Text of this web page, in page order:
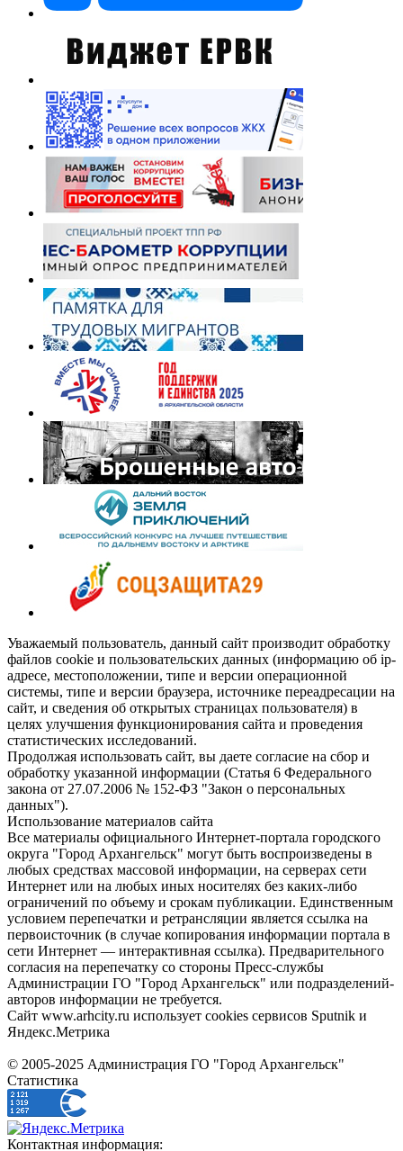
Уважаемый пользователь, данный сайт производит обработку
файлов cookie и пользовательских данных (информацию об ip-
адресе, местоположении, типе и версии операционной
системы, типе и версии браузера, источнике переадресации на
сайт, и сведения об открытых страницах пользователя) в
целях улучшения функционирования сайта и проведения
статистических исследований.
Продолжая использовать сайт, вы даете согласие на сбор и
обработку указанной информации (Статья 6 Федерального
закона от 27.07.2006 № 152-ФЗ "Закон о персональных
данных").
Использование материалов сайта
Все материалы официального Интернет-портала городского
округа "Город Архангельск" могут быть воспроизведены в
любых средствах массовой информации, на серверах сети
Интернет или на любых иных носителях без каких-либо
ограничений по объему и срокам публикации. Единственным
условием перепечатки и ретрансляции является ссылка на
первоисточник (в случае копирования информации портала в
сети Интернет — интерактивная ссылка). Предварительного
согласия на перепечатку со стороны Пресс-службы
Администрации ГО "Город Архангельск" или подразделений-
авторов информации не требуется.
Сайт www.arhcity.ru использует cookies сервисов Sputnik и
Яндекс.Метрика
© 2005-2025 Администрация ГО "Город Архангельск"
Статистика
Контактная информация: